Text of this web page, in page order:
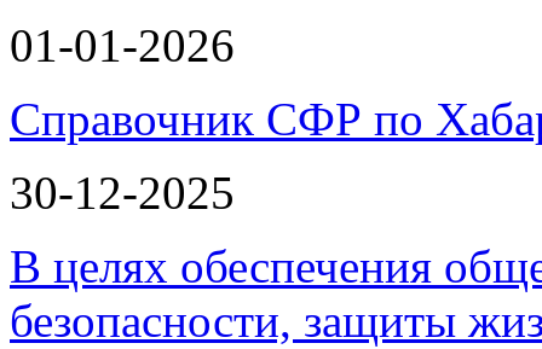
01-01-2026
Справочник СФР по
30-12-2025
В целях обеспечения
безопасности, защиты